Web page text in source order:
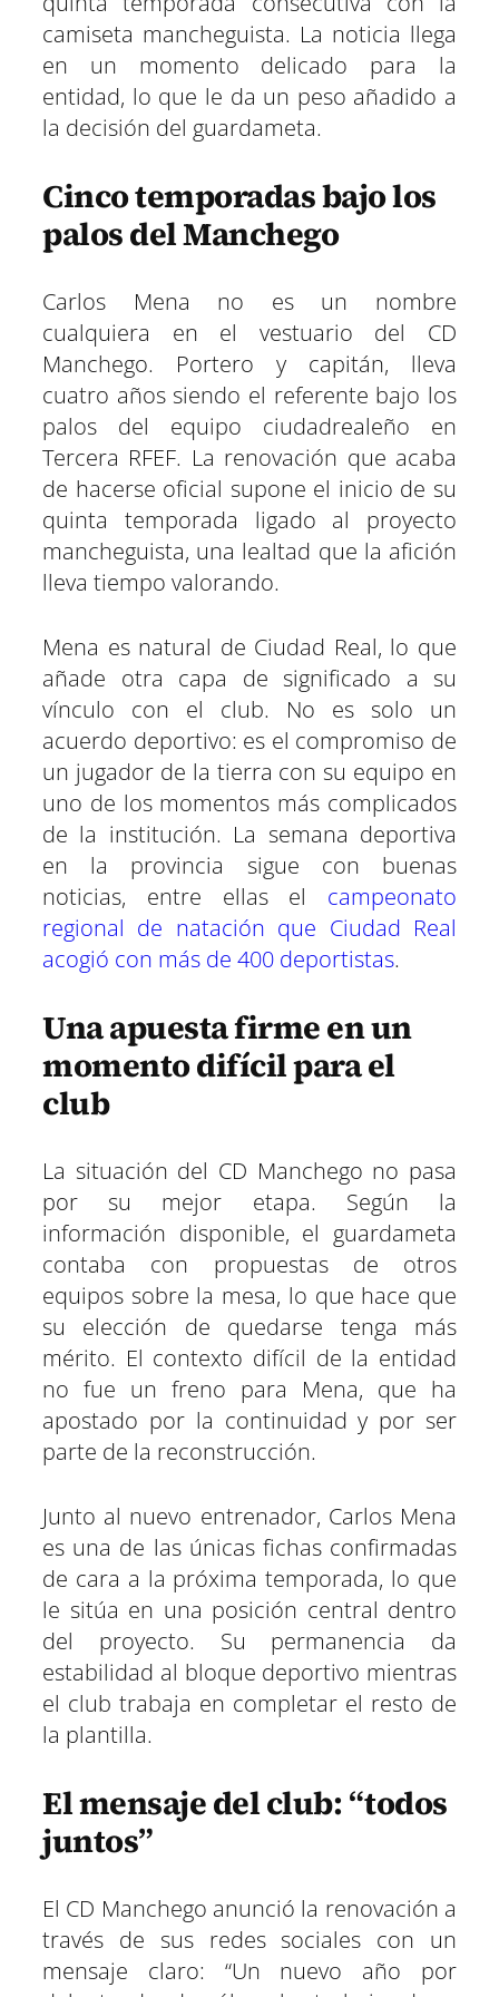
camiseta mancheguista. La noticia llega
en un momento delicado para la
entidad, lo que le da un peso añadido a
la decisión del guardameta.
Cinco temporadas bajo los
palos del Manchego
Carlos Mena no es un nombre
cualquiera en el vestuario del CD
Manchego. Portero y capitán, lleva
cuatro años siendo el referente bajo los
palos del equipo ciudadrealeño en
Tercera RFEF. La renovación que acaba
de hacerse oficial supone el inicio de su
quinta temporada ligado al proyecto
mancheguista, una lealtad que la afición
lleva tiempo valorando.
Mena es natural de Ciudad Real, lo que
añade otra capa de significado a su
vínculo con el club. No es solo un
acuerdo deportivo: es el compromiso de
un jugador de la tierra con su equipo en
uno de los momentos más complicados
de la institución. La semana deportiva
en la provincia sigue con buenas
noticias, entre ellas el campeonato
regional de natación que Ciudad Real
acogió con más de 400 deportistas.
Una apuesta firme en un
momento difícil para el
club
La situación del CD Manchego no pasa
por su mejor etapa. Según la
información disponible, el guardameta
contaba con propuestas de otros
equipos sobre la mesa, lo que hace que
su elección de quedarse tenga más
mérito. El contexto difícil de la entidad
no fue un freno para Mena, que ha
apostado por la continuidad y por ser
parte de la reconstrucción.
Junto al nuevo entrenador, Carlos Mena
es una de las únicas fichas confirmadas
de cara a la próxima temporada, lo que
le sitúa en una posición central dentro
del proyecto. Su permanencia da
estabilidad al bloque deportivo mientras
el club trabaja en completar el resto de
la plantilla.
El mensaje del club: “todos
juntos”
El CD Manchego anunció la renovación a
través de sus redes sociales con un
mensaje claro: “Un nuevo año por